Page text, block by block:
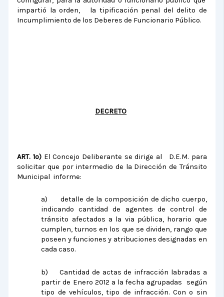
impartió la orden, la tipificación penal del delito de
Incumplimiento de los Deberes de Funcionario Público.
DECRETO
ART. 1º) El Concejo Deliberante se dirige al D.E.M. para
solicitar que por intermedio de la Dirección de Tránsito
Municipal informe:
a)
detalle de la composición de dicho cuerpo,
indicando cantidad de agentes de control de
tránsito afectados a la via pública, horario que
cumplen, turnos en los que se dividen, rango que
poseen y funciones y atribuciones designadas en
cada caso.
b)
Cantidad de actas de infracción labradas a
partir de Enero 2012 a la fecha agrupadas según
tipo de vehículos, tipo de infracción. Con o sin